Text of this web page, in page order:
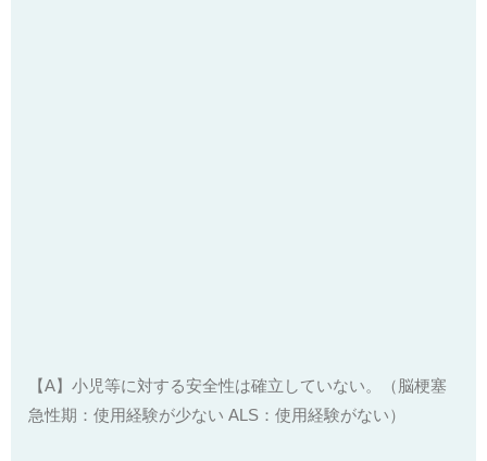
【A】小児等に対する安全性は確立していない。（脳梗塞
急性期：使用経験が少ない ALS：使用経験がない）